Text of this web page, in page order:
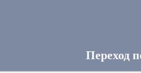
Переход